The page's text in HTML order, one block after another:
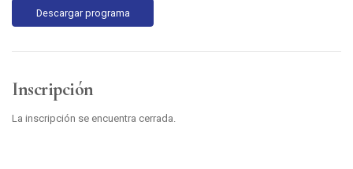
Descargar programa
Inscripción
La inscripción se encuentra cerrada.